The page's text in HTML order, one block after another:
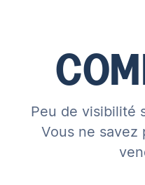
Peu de visibilité
Vous ne savez